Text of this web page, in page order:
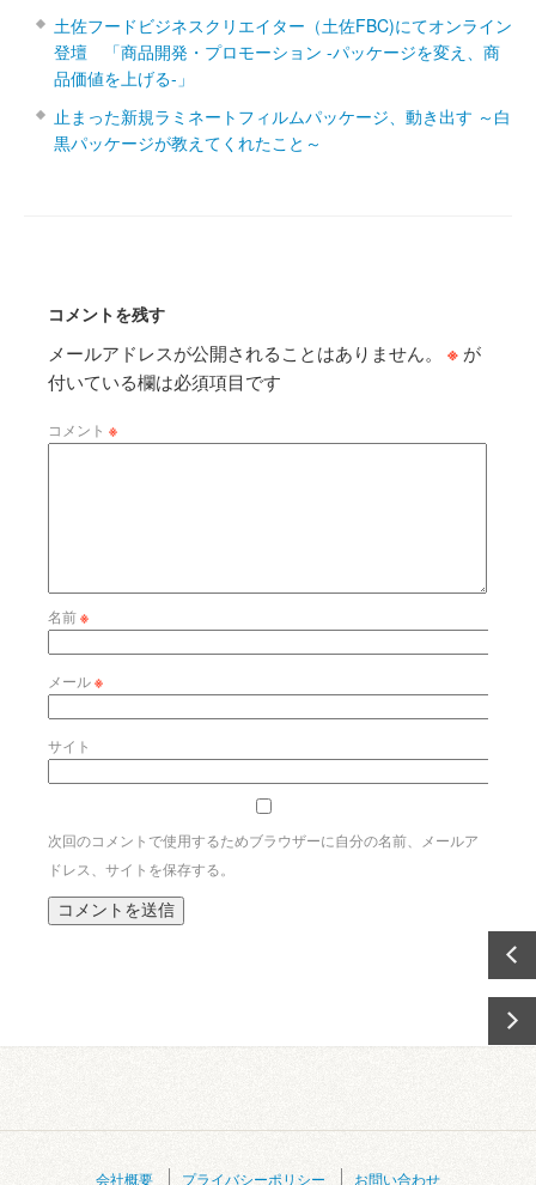
土佐フードビジネスクリエイター（土佐FBC)にてオンライン
登壇 「商品開発・プロモーション ‐パッケージを変え、商
品価値を上げる‐」
止まった新規ラミネートフィルムパッケージ、動き出す ～白
黒パッケージが教えてくれたこと～
コメントを残す
メールアドレスが公開されることはありません。 ※ が
付いている欄は必須項目です
コメント ※
名前※
メール※
サイト
次回のコメントで使用するためブラウザーに自分の名前、メールア
ドレス、サイトを保存する。
会社概要 プライバシーポリシー お問い合わせ